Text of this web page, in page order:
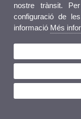
nostre trànsit.
configuració de
informació Més